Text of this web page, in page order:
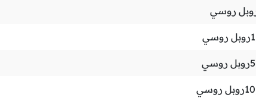
روسي
روبل روسي
روبل روسي
روبل روسي